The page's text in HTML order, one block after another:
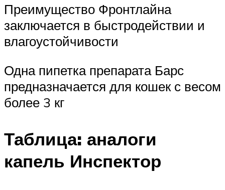
Преимущество Фронтлайна
заключается в быстродействии и
влагоустойчивости
Одна пипетка препарата Барс
предназначается для кошек с весом
более 3 кг
Таблица: аналоги
капель Инспектор